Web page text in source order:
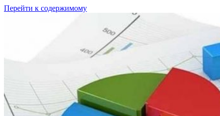
Перейти к содержимому